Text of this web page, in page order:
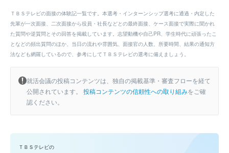
ＴＢＳテレビの面接の体験記一覧です。本選考・インターンシップ選考に通過・内定した
先輩が一次面接、二次面接から役員・社長などとの最終面接、ケース面接で実際に聞かれ
た質問や逆質問とその回答を掲載しています。志望動機や自己PR、学生時代に頑張ったこ
となどの頻出質問のほか、当日の流れや雰囲気、面接官の人数、所要時間、結果の通知方
法なども網羅しているので、参考にしてＴＢＳテレビの選考に備えましょう。
就活会議の投稿コンテンツは、独自の掲載基準・審査フローを経て
公開されています。 投稿コンテンツの信頼性への取り組みをご確
認ください。
ＴＢＳテレビの